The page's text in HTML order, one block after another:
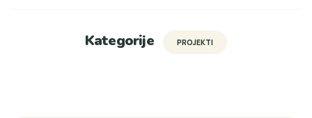
Kategorije PROJEKTI